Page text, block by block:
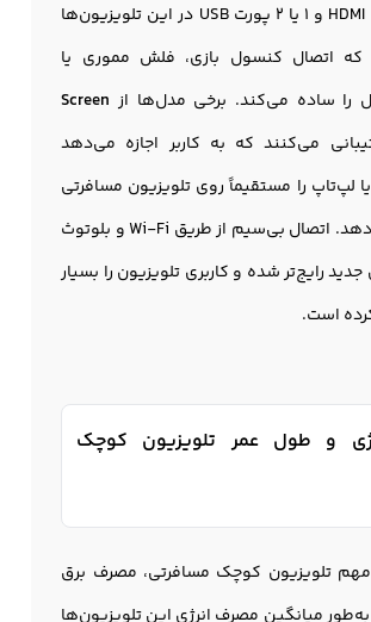
معمولاً 2 پورت HDMI و 1 یا 2 پورت USB در این تلویزیون‌ها
اتصال کنسول بازی، فلش مموری یا
را ساده می‌کند. برخی مدل‌ها از Screen
می‌کنند که به کاربر اجازه می‌دهد
لپ‌تاپ را مستقیماً روی تلویزیون مسافرتی
کوچک نمایش دهد. اتصال بی‌سیم از طریق Wi-Fi و بلوتوث
رایج‌تر شده و کاربری تلویزیون را بسیار
است.
و طول عمر تلویزیون کوچک
مهم تلویزیون کوچک مسافرتی، مصرف برق
میانگین مصرف انرژی این تلویزیون‌ها